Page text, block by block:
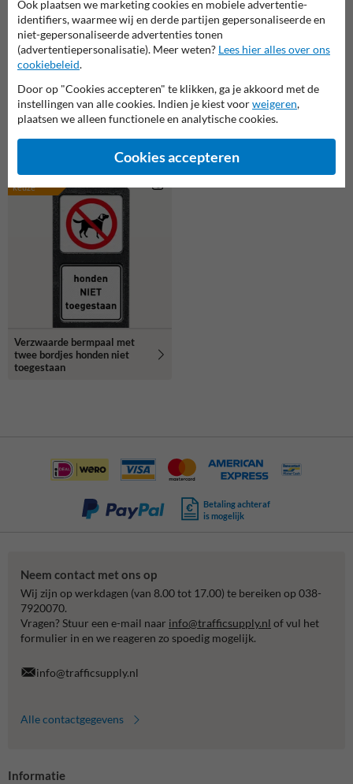
bord 'honden niet toegestaan'
Verzwaarde bermpaal met
twee bordjes honden aan de
populaire
keuze
Verzwaarde bermpaal met
twee bordjes honden niet
toegestaan
Betaling achteraf
is mogelijk
Neem contact met ons op
Wij zijn op werkdagen (van 8.00 tot 17.00) te bereiken op 038-
7920070.
Vragen? Stuur een e-mail naar info@trafficsupply.nl of vul het
formulier in en we reageren zo spoedig mogelijk.
info@trafficsupply.nl
Alle contactgegevens
Informatie
Ook plaatsen we marketing cookies en mobiele advertentie-
identifiers, waarmee wij en derde partijen gepersonaliseerde en
niet-gepersonaliseerde advertenties tonen
(advertentiepersonalisatie). Meer weten? Lees hier alles over ons
cookiebeleid.
Door op "Cookies accepteren" te klikken, ga je akkoord met de
instellingen van alle cookies. Indien je kiest voorweigeren,
plaatsen we alleen functionele en analytische cookies.
Cookies accepteren